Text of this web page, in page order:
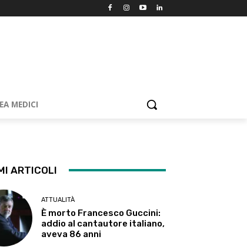
MEDICI
ARTICOLI
ATTUALITÀ
È morto Francesco Guccini:
addio al cantautore italiano,
aveva 86 anni